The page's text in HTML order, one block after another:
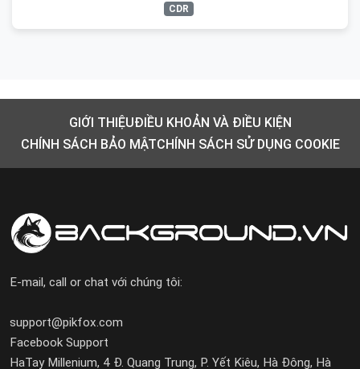
CDR
GIỚI THIỆUĐIỀU KHOẢN VÀ ĐIỀU KIỆN
CHÍNH SÁCH BẢO MẬTCHÍNH SÁCH SỬ DỤNG COOKIE
E-mail, call or chat với chúng tôi:
support@pikfox.com
Facebook Support
HaTay Millenium, 4 Đ. Quang Trung, P. Yết Kiêu, Hà Đông, Hà